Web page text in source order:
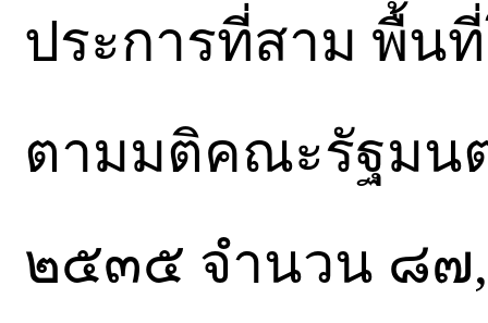
ประการที่สาม พื้น
ตามมติคณะรัฐมน
๒๕๓๕ จำนวน ๘๗